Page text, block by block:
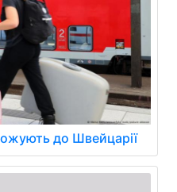
до Швейцарії